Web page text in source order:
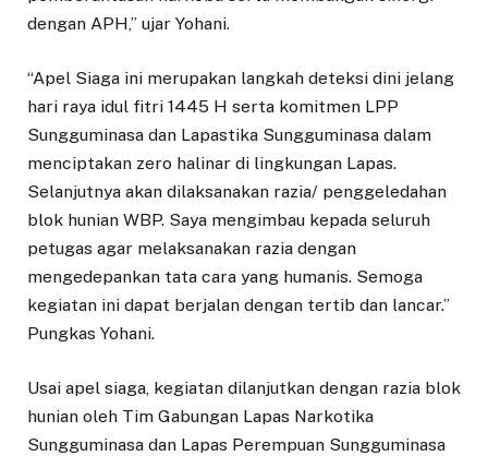
dengan APH,” ujar Yohani.
“Apel Siaga ini merupakan langkah deteksi dini jelang
hari raya idul fitri 1445 H serta komitmen LPP
Sungguminasa dan Lapastika Sungguminasa dalam
menciptakan zero halinar di lingkungan Lapas.
Selanjutnya akan dilaksanakan razia/ penggeledahan
blok hunian WBP. Saya mengimbau kepada seluruh
petugas agar melaksanakan razia dengan
mengedepankan tata cara yang humanis. Semoga
kegiatan ini dapat berjalan dengan tertib dan lancar.”
Pungkas Yohani.
Usai apel siaga, kegiatan dilanjutkan dengan razia blok
hunian oleh Tim Gabungan Lapas Narkotika
Sungguminasa dan Lapas Perempuan Sungguminasa